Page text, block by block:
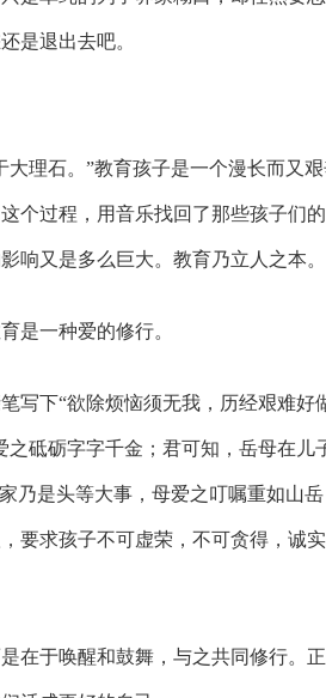
是退出去吧。
理石。”教育孩子是一个漫长而又
个过程，用音乐找回了那些孩子们的
响又是多么巨大。教育乃立人之本。
是一种爱的修行。
写下“欲除烦恼须无我，历经艰难好
之砥砺字字千金；君可知，岳母在儿
乃是头等大事，母爱之叮嘱重如山岳
要求孩子不可虚荣，不可贪得，诚实
在于唤醒和鼓舞，与之共同修行。正